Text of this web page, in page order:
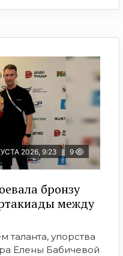
2026, 9:23 9
бронзу
между
упорства
Елены Бабичевой